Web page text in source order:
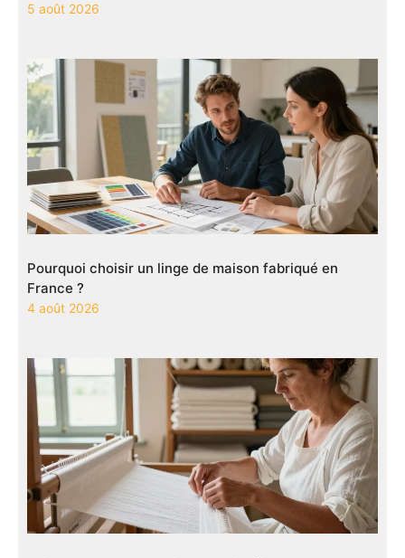
5 août 2026
Pourquoi choisir un linge de maison fabriqué en
France ?
4 août 2026